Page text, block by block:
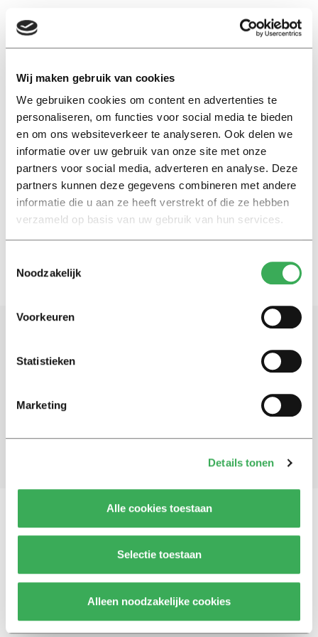
Wij maken gebruik van cookies
We gebruiken cookies om content en advertenties te
personaliseren, om functies voor social media te bieden
en om ons websiteverkeer te analyseren. Ook delen we
informatie over uw gebruik van onze site met onze
partners voor social media, adverteren en analyse. Deze
partners kunnen deze gegevens combineren met andere
informatie die u aan ze heeft verstrekt of die ze hebben
verzameld op basis van uw gebruik van hun services.
Noodzakelijk
Voorkeuren
Statistieken
Marketing
Details tonen
Alle cookies toestaan
Selectie toestaan
Alleen noodzakelijke cookies
EN
catholic identity
International
‘How does the Catholic identity
relate to the rainbow flag on
campus?’
09 juli 2021
Blijf op de hoogte. Meld je aan voor de nieuwsbrief van
Aanmelden
Vragen, opmerkingen of tips?
© 2026 -Over ons Disclaimer Adverteren Werken bij Contact